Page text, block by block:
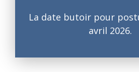
La date butoir pour
avril 2026.